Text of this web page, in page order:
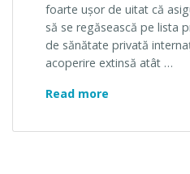
foarte ușor de uitat că
să se regăsească pe lista
de sănătate privată
acoperire extinsă atât …
Read more